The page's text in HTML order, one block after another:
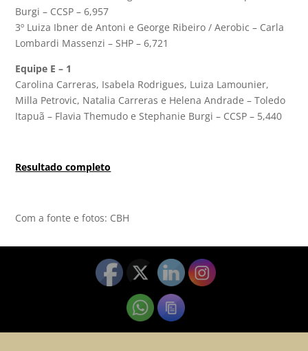
Burgi – CCSP – 6,957
3º Luiza Ibner de Antoni e George Ribeiro / Aerobic – Carla
Lombardi Massenzi – SHP – 6,721
Equipe E – 1
Carolina Carreras, Isabela Rodrigues, Luiza Lamounier,
Milla Petrovic, Natalia Carreras e Helena Andrade – Toledo
Itapuã – Flavia Themudo e Stephanie Burgi – CCSP – 5,440
Resultado completo
Com a fonte e fotos: CBH